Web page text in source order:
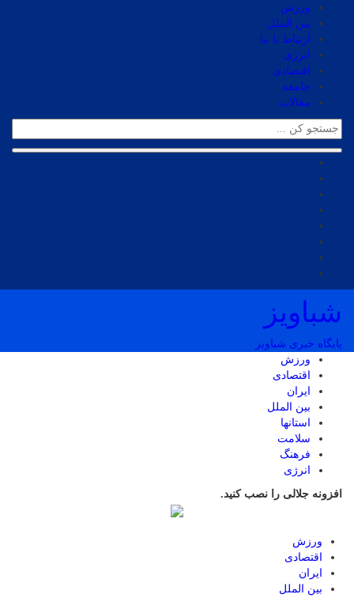
ورزش
بین الملل
ارتباط با ما
انرژی
اقتصادی
جامعه
مقالات
شباویز
پایگاه خبری شباویز
ورزش
اقتصادی
ایران
بین الملل
استانها
سلامت
فرهنگ
انرژی
افزونه جلالی را نصب کنید.
ورزش
اقتصادی
ایران
بین الملل